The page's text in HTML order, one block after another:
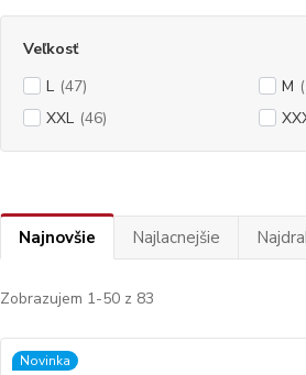
Veľkosť
L (47) M
XXL (46)
Najnovšie Najlacnejšie
Zobrazujem 1-50 z 83
Novinka